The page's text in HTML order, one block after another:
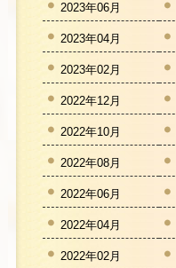
2023年06月
2023年04月
2023年02月
2022年12月
2022年10月
2022年08月
2022年06月
2022年04月
2022年02月